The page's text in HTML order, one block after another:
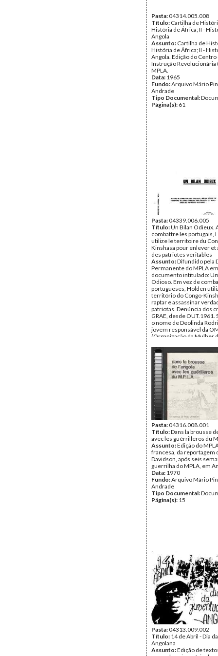
Pasta:04314.005.008
Título: Cartilha de
História de África; II -
Angola
Assunto: Cartilha de
História de África; II -
Angola. Edição do Centro
Instrução Revolucionária
MPLA.
Data: 1965
Fundo:Arquivo Mário
Andrade
Tipo Documental:
Página(s): 61
Pasta:04339.006.005
Título:Un Bilan Odieux.
combattre les portugais,
utilize le territoire du
Kinshasa pour enlever et
des patriotes veritables
Assunto:Difundido pela
Permanente do MPLA
documento intitulado:
Odioso. Em vez de
portugueses, Holden
território do Congo-
raptar e assassinar
patriotas. Denúncia dos
GRAE, desde OUT.1961.
o nome de Deolinda
jovem responsável da
(Organização da Mulher
Fundo:
Andrade
Tipo Documental:
Página(s):4
Pasta:04316.008.001
Título:Dans la brousse
avec les guérrilleros du
Assunto:Edição do
francesa, da reportagem
Davidson, após seis
guerrilha do MPLA, em
Data: 1970
Fundo:Arquivo Mário
Andrade
Tipo Documental:
Página(s): 15
Pasta:04313.009.002
Título: 14 de Abril - Dia
Angolana
Assunto:Edição de